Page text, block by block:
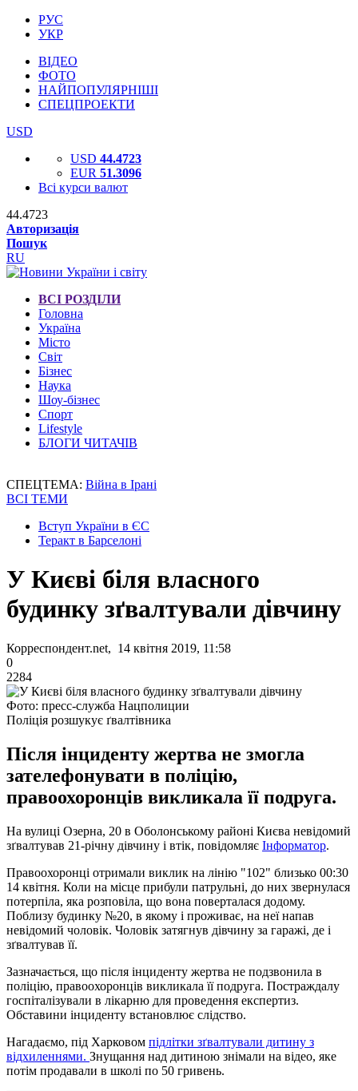
РУС
УКР
ВІДЕО
ФОТО
НАЙПОПУЛЯРНІШІ
СПЕЦПРОЕКТИ
USD
USD 44.4723
EUR 51.3096
Всі курси валют
44.4723
Авторизація
Пошук
RU
ВСІ РОЗДІЛИ
Головна
Україна
Місто
Світ
Бізнес
Наука
Шоу-бізнес
Спорт
Lifestyle
БЛОГИ ЧИТАЧІВ
СПЕЦТЕМА: Війна в Ірані
ВСІ ТЕМИ
Вступ України в ЄС
Теракт в Барселоні
У Києві біля власного
будинку зґвалтували дівчину
Корреспондент.net, 14 квітня 2019, 11:58
0
2284
Фото: пресс-служба Нацполиции
Поліція розшукує ґвалтівника
Після інциденту жертва не змогла
зателефонувати в поліцію,
правоохоронців викликала її подруга.
На вулиці Озерна, 20 в Оболонському районі Києва невідомий
зґвалтував 21-річну дівчину і втік, повідомляє Інформатор.
Правоохоронці отримали виклик на лінію "102" близько 00:30
14 квітня. Коли на місце прибули патрульні, до них звернулася
потерпіла, яка розповіла, що вона поверталася додому.
Поблизу будинку №20, в якому і проживає, на неї напав
невідомий чоловік. Чоловік затягнув дівчину за гаражі, де і
зґвалтував її.
Зазначається, що після інциденту жертва не подзвонила в
поліцію, правоохоронців викликала її подруга. Постраждалу
госпіталізували в лікарню для проведення експертиз.
Обставини інциденту встановлює слідство.
Нагадаємо, під Харковом підлітки зґвалтували дитину з
відхиленнями. Знущання над дитиною знімали на відео, яке
потім продавали в школі по 50 гривень.